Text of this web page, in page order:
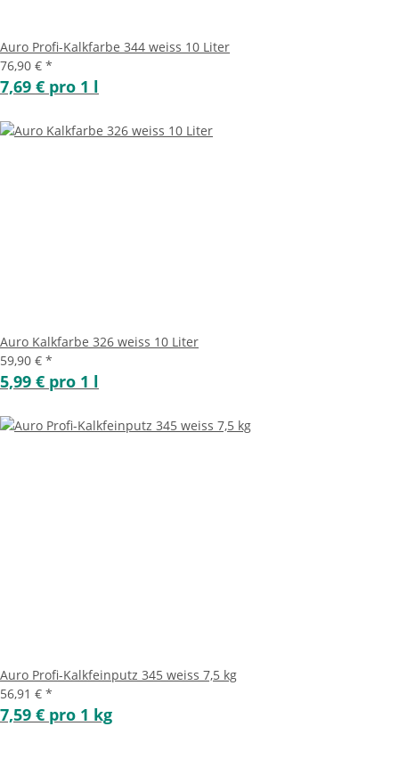
Auro Profi-Kalkfarbe 344 weiss 10 Liter
76,90 € *
7,69 € pro 1 l
Auro Kalkfarbe 326 weiss 10 Liter
59,90 € *
5,99 € pro 1 l
Auro Profi-Kalkfeinputz 345 weiss 7,5 kg
56,91 € *
7,59 € pro 1 kg